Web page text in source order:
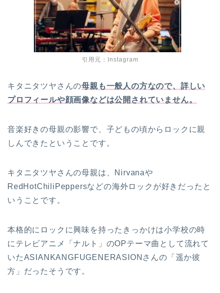
引用元：Instagram
キタニタツヤさんの母親も一般人の方なので、詳しい
プロフィールや顔画像などは公開されていません。
音楽好きの母親の影響で、子どもの頃からロックに親
しんできたということです。
キタニタツヤさんの母親は、Nirvanaや
RedHotChiliPeppersなどの海外ロックが好きだったと
いうことです。
本格的にロックに興味を持ったきっかけは小学校の時
にテレビアニメ「ナルト」のOPテーマ曲として流れて
いたASIANKANGFUGENERASIONさんの「遥か彼
方」だったそうです。